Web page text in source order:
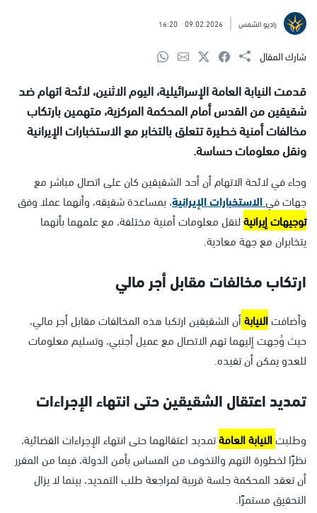
راديو الشمس 09.02.2026
16:20
شارك المقال
قدمت النيابة العامة الإسرائيلية، اليوم الاثنين، لائحة اتهام ضد
شقيقين من القدس أمام المحكمة المركزية، متهمين بارتكاب
مخالفات أمنية خطيرة تتعلق بالتخابر مع الاستخبارات الإيرانية
ونقل معلومات حساسة.
وجاء في لائحة الاتهام أن أحد الشقيقين كان على اتصال مباشر مع
جهات فيالاستخبارات الإيرانية، بمساعدة شقيقه، وأنهما عملا وفق
توجيهات إيرانيةلنقل معلومات أمنية مختلفة، مع علمهما بأنهما
يتخابران مع جهة معادية.
ارتكاب مخالفات مقابل أجر مالي
وأضافتالنيابةأن الشقيقين ارتكبا هذه المخالفات مقابل أجر مالي،
حيث وُجهت إليهما تهم الاتصال مع عميل أجنبي، وتسليم معلومات
للعدو يمكن أن تفيده.
تمديد اعتقال الشقيقين حتى انتهاء الإجراءات
وطلبتالنيابة العامةتمديد اعتقالهما حتى انتهاء الإجراءات القضائية،
نظرًا لخطورة التهم والتخوف من المساس بأمن الدولة، فيما من المقرر
أن تعقد المحكمة جلسة قريبة لمراجعة طلب التمديد، بينما لا يزال
التحقيق مستمرًا.